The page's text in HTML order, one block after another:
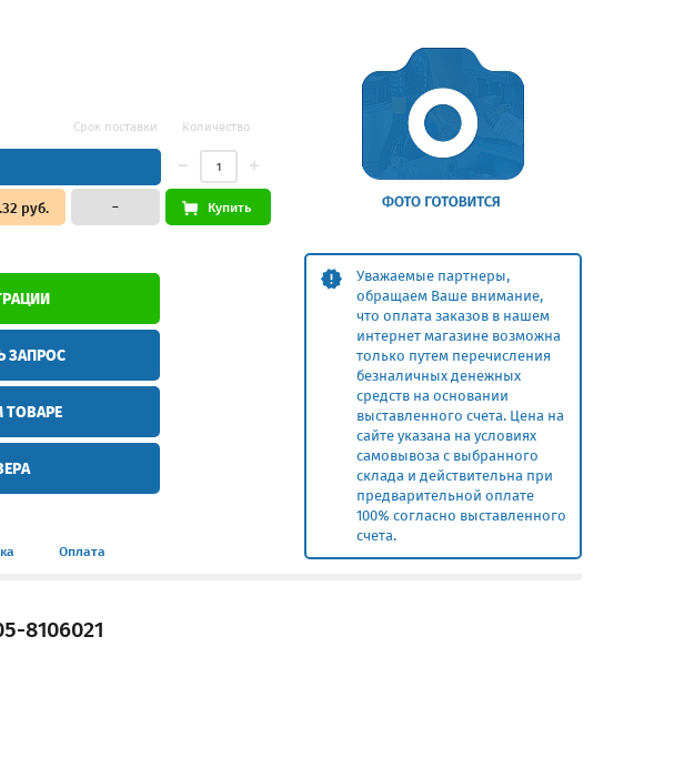
Уважаемые партнеры,
обращаем Ваше внимание,
что оплата заказов в нашем
интернет магазине возможна
только путем перечисления
безналичных денежных
средств на основании
выставленного счета. Цена на
сайте указана на условиях
самовывоза с выбранного
склада и действительна при
предварительной оплате
100% согласно выставленного
счета.
Срок поставки Количество
руб. – Купить
ЗАПРОС
ТОВАРЕ
Оплата
8106021